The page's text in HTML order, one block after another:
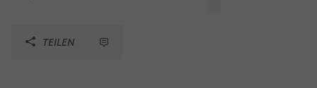
TEILEN